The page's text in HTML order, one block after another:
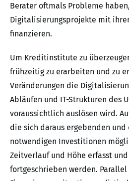
Berater oftmals Probleme
Digitalisierungsprojekte mit
finanzieren.
Um Kreditinstitute zu
frühzeitig zu erarbeiten und zu
Veränderungen die
Abläufen und IT-Strukturen des
voraussichtlich auslösen wird.
die sich daraus ergebenden und
notwendigen Investitionen
Zeitverlauf und Höhe erfasst
fortgeschrieben werden.